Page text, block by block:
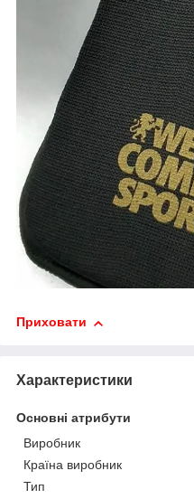
Приховати
Характеристики
Основні атрибути
Виробник
Країна виробник
Тип